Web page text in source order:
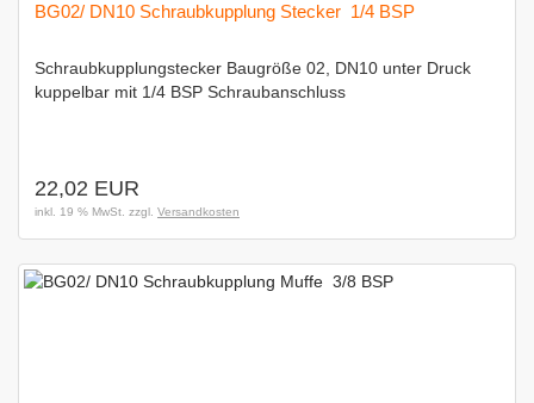
BG02/ DN10 Schraubkupplung Stecker  1/4 BSP
Schraubkupplungstecker Baugröße 02, DN10 unter Druck
kuppelbar mit 1/4 BSP Schraubanschluss
22,02 EUR
inkl. 19 % MwSt. zzgl. Versandkosten